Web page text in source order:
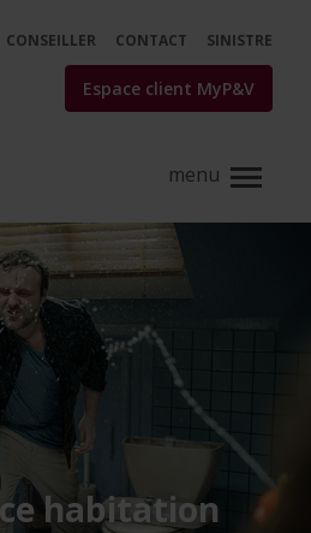
| P&amp;V -
CONSEILLER CONTACT SINISTRE
Espace client MyP&V
habitation